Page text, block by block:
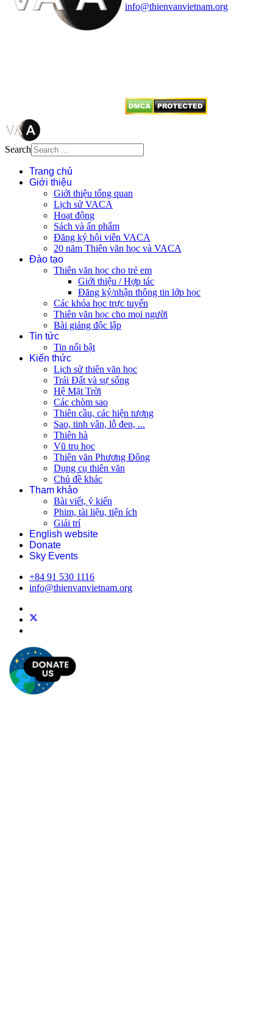
info@thienvanvietnam.org
Search
Trang chủ
Giới thiệu
Giới thiệu tổng quan
Lịch sử VACA
Hoạt động
Sách và ấn phẩm
Đăng ký hội viên VACA
20 năm Thiên văn học và VACA
Đào tạo
Thiên văn học cho trẻ em
Giới thiệu / Hợp tác
Đăng ký/nhận thông tin lớp học
Các khóa học trực tuyến
Thiên văn học cho mọi người
Bài giảng độc lập
Tin tức
Tin nổi bật
Kiến thức
Lịch sử thiên văn học
Trái Đất và sự sống
Hệ Mặt Trời
Các chòm sao
Thiên cầu, các hiện tượng
Sao, tinh vân, lỗ đen, ...
Thiên hà
Vũ trụ học
Thiên văn Phương Đông
Dụng cụ thiên văn
Chủ đề khác
Tham khảo
Bài viết, ý kiến
Phim, tài liệu, tiện ích
Giải trí
English website
Donate
Sky Events
+84 91 530 1116
info@thienvanvietnam.org